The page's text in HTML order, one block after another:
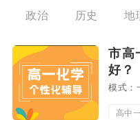
政治 历史 地
市高
好？
模式：
高中